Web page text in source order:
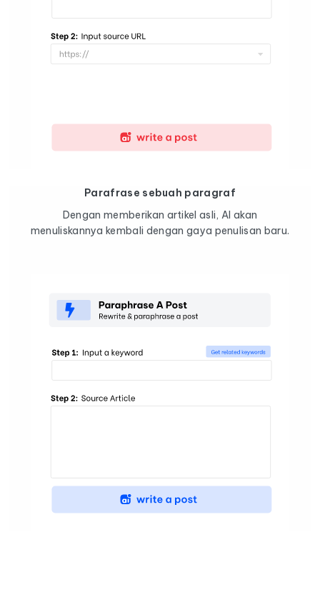
Parafrase sebuah paragraf
Dengan memberikan artikel asli, AI akan
menuliskannya kembali dengan gaya penulisan baru.